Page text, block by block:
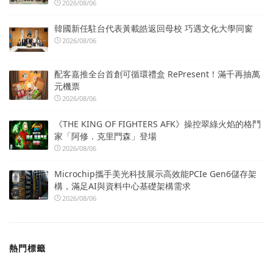
2026/08/06
韓國新任駐台代表黃載皓返回母校 巧遇文化大學同窗
2026/08/06
配客嘉推全台首創可循環禮盒 RePresent！滿千再抽萬
元機票
2026/08/06
《THE KING OF FIGHTERS AFK》操控翠綠火焰的格鬥
家「阿修．克里門森」登場
2026/08/06
Microchip攜手美光科技展示高效能PCIe Gen6儲存架
構，滿足AI與資料中心基礎架構需求
2026/08/06
熱門標籤